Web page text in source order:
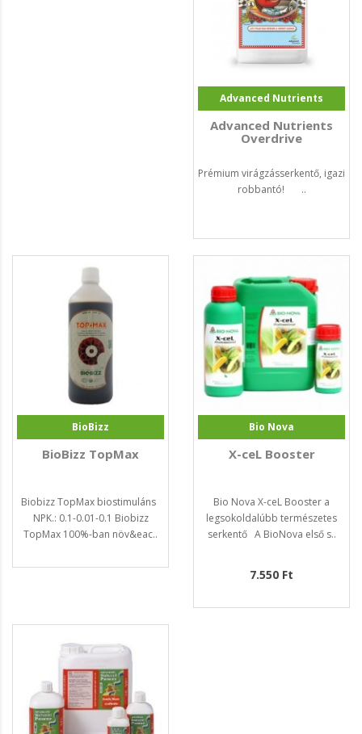
Advanced Nutrients
Advanced Nutrients
Overdrive
Prémium virágzásserkentő, igazi
robbantó! ..
BioBizz
BioBizz TopMax
Biobizz TopMax biostimuláns
NPK.: 0.1-0.01-0.1 Biobizz
TopMax 100%-ban növ&eac..
Bio Nova
X-ceL Booster
Bio Nova X-ceL Booster a
legsokoldalúbb természetes
serkentő A BioNova első s..
7.550 Ft